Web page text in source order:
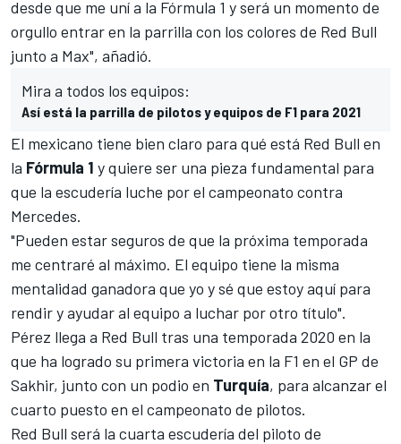
desde que me uní a la Fórmula 1 y será un momento de
orgullo entrar en la parrilla con los colores de Red Bull
junto a Max", añadió.
Mira a todos los equipos:
Así está la parrilla de pilotos y equipos de F1 para 2021
El mexicano tiene bien claro para qué está Red Bull en
la Fórmula 1 y quiere ser una pieza fundamental para
que la escudería luche por el campeonato contra
Mercedes.
"Pueden estar seguros de que la próxima temporada
me centraré al máximo. El equipo tiene la misma
mentalidad ganadora que yo y sé que estoy aquí para
rendir y ayudar al equipo a luchar por otro título".
Pérez llega a Red Bull tras una temporada 2020 en la
que ha logrado su primera victoria en la F1 en el GP de
Sakhir, junto con un podio en Turquía, para alcanzar el
cuarto puesto en el campeonato de pilotos.
Red Bull será la cuarta escudería del piloto de